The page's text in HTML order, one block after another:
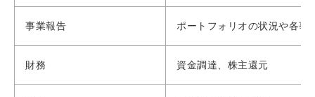
事業報告 ポートフォリオの状況や各事
財務 資金調達、株主還元